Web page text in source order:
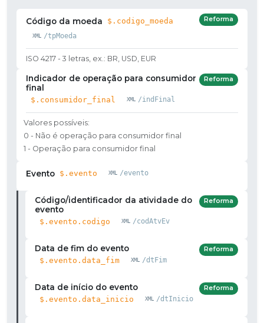
Código da moeda $.codigo_moeda
/tpMoeda
Reforma
ISO 4217 - 3 letras, ex.: BR, USD, EUR
Indicador de operação para consumidor
final
$.consumidor_final /indFinal
Reforma
Valores possíveis:
0 - Não é operação para consumidor final
1 - Operação para consumidor final
Evento $.evento /evento
Código/identificador da atividade do
evento
$.evento.codigo /codAtvEv
Reforma
Data de fim do evento
$.evento.data_fim /dtFim
Reforma
Data de início do evento
$.evento.data_inicio /dtInicio
Reforma